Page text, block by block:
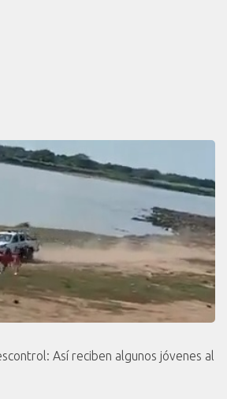
Así reciben algunos jóvenes al